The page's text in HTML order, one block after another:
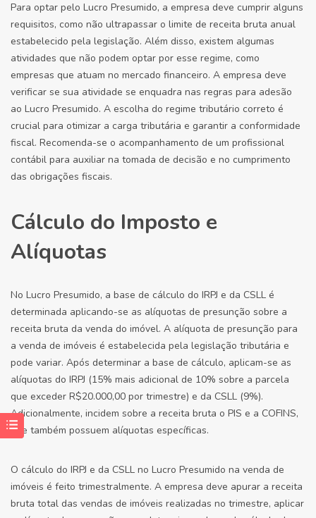
Para optar pelo Lucro Presumido, a empresa deve cumprir alguns
requisitos, como não ultrapassar o limite de receita bruta anual
estabelecido pela legislação. Além disso, existem algumas
atividades que não podem optar por esse regime, como
empresas que atuam no mercado financeiro. A empresa deve
verificar se sua atividade se enquadra nas regras para adesão
ao Lucro Presumido. A escolha do regime tributário correto é
crucial para otimizar a carga tributária e garantir a conformidade
fiscal. Recomenda-se o acompanhamento de um profissional
contábil para auxiliar na tomada de decisão e no cumprimento
das obrigações fiscais.
Cálculo do Imposto e
Alíquotas
No Lucro Presumido, a base de cálculo do IRPJ e da CSLL é
determinada aplicando-se as alíquotas de presunção sobre a
receita bruta da venda do imóvel. A alíquota de presunção para
a venda de imóveis é estabelecida pela legislação tributária e
pode variar. Após determinar a base de cálculo, aplicam-se as
alíquotas do IRPJ (15% mais adicional de 10% sobre a parcela
que exceder R$20.000,00 por trimestre) e da CSLL (9%).
Adicionalmente, incidem sobre a receita bruta o PIS e a COFINS,
que também possuem alíquotas específicas.
O cálculo do IRPJ e da CSLL no Lucro Presumido na venda de
imóveis é feito trimestralmente. A empresa deve apurar a receita
bruta total das vendas de imóveis realizadas no trimestre, aplicar